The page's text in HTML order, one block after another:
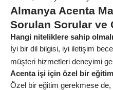
Almanya Acenta
Sorulan Sorular ve
Hangi niteliklere sahip
İyi bir dil bilgisi, iyi iletişim
müşteri hizmetleri deneyimi
Acenta işi için özel bir
Özel bir eğitim gerekmese